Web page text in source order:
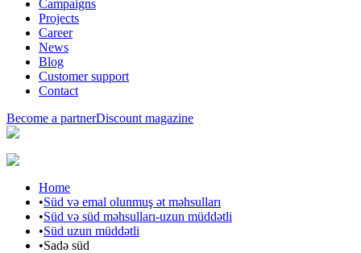
Campaigns
Projects
Career
News
Blog
Customer support
Contact
Become a partnerDiscount magazine
Home
•Süd və emal olunmuş ət məhsulları
•Süd və süd məhsulları-uzun müddətli
•Süd uzun müddətli
•Sadə süd